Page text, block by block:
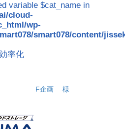
variable $cat_name in
cloud-
wp-
smart078/content/
率化
F企画 様